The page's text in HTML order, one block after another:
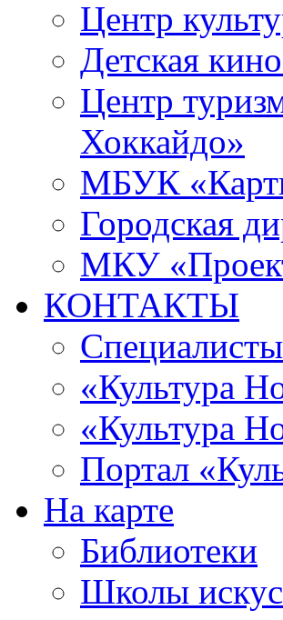
Центр
Детская
Центр
Хоккайдо»
МБУК
Городская
МКУ
КОНТАКТЫ
Специалисты
«Культура
«Культура
Портал
На карте
Библиотеки
Школы